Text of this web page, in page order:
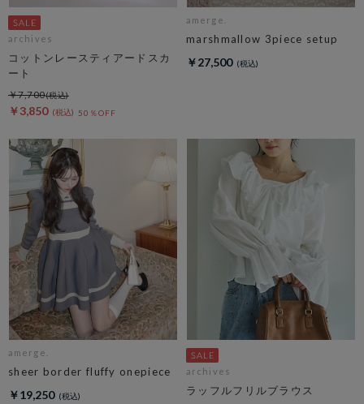
archives
コットンレースティアードスカ
ート
￥3,850 50％OFF
￥7,700
amerge.
marshmallow 3piece setup
￥27,500
amerge.
sheer border fluffy onepiece
￥19,250
archives
ラッフルフリルブラウス